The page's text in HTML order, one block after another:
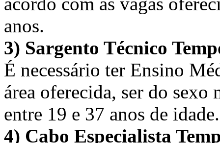
anos.
3) Sargento Técnico
É necessário ter Ensino
área oferecida, ser do
entre 19 e 37 anos de idade.
4) Cabo Especialista